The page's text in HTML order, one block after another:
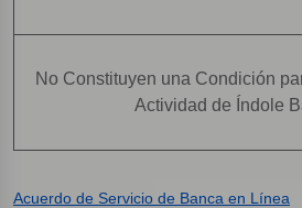
No Constituyen una Condición
Actividad de Índole
Acuerdo de Servicio de Banca en Línea